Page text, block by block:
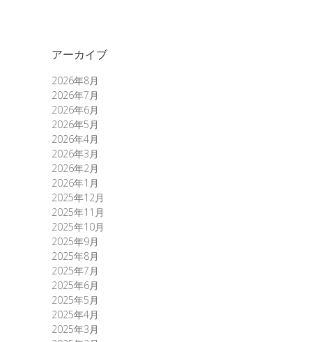
アーカイブ
2026年8月
2026年7月
2026年6月
2026年5月
2026年4月
2026年3月
2026年2月
2026年1月
2025年12月
2025年11月
2025年10月
2025年9月
2025年8月
2025年7月
2025年6月
2025年5月
2025年4月
2025年3月